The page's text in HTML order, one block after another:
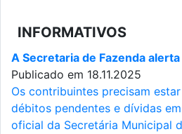
INFORMATIVOS
A Secretaria de Fazenda
Publicado em 18.11.2025
Os contribuintes precisam
débitos pendentes e dívidas
oficial da Secretária Municipal